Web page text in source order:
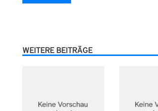
WEITERE BEITRÄGE